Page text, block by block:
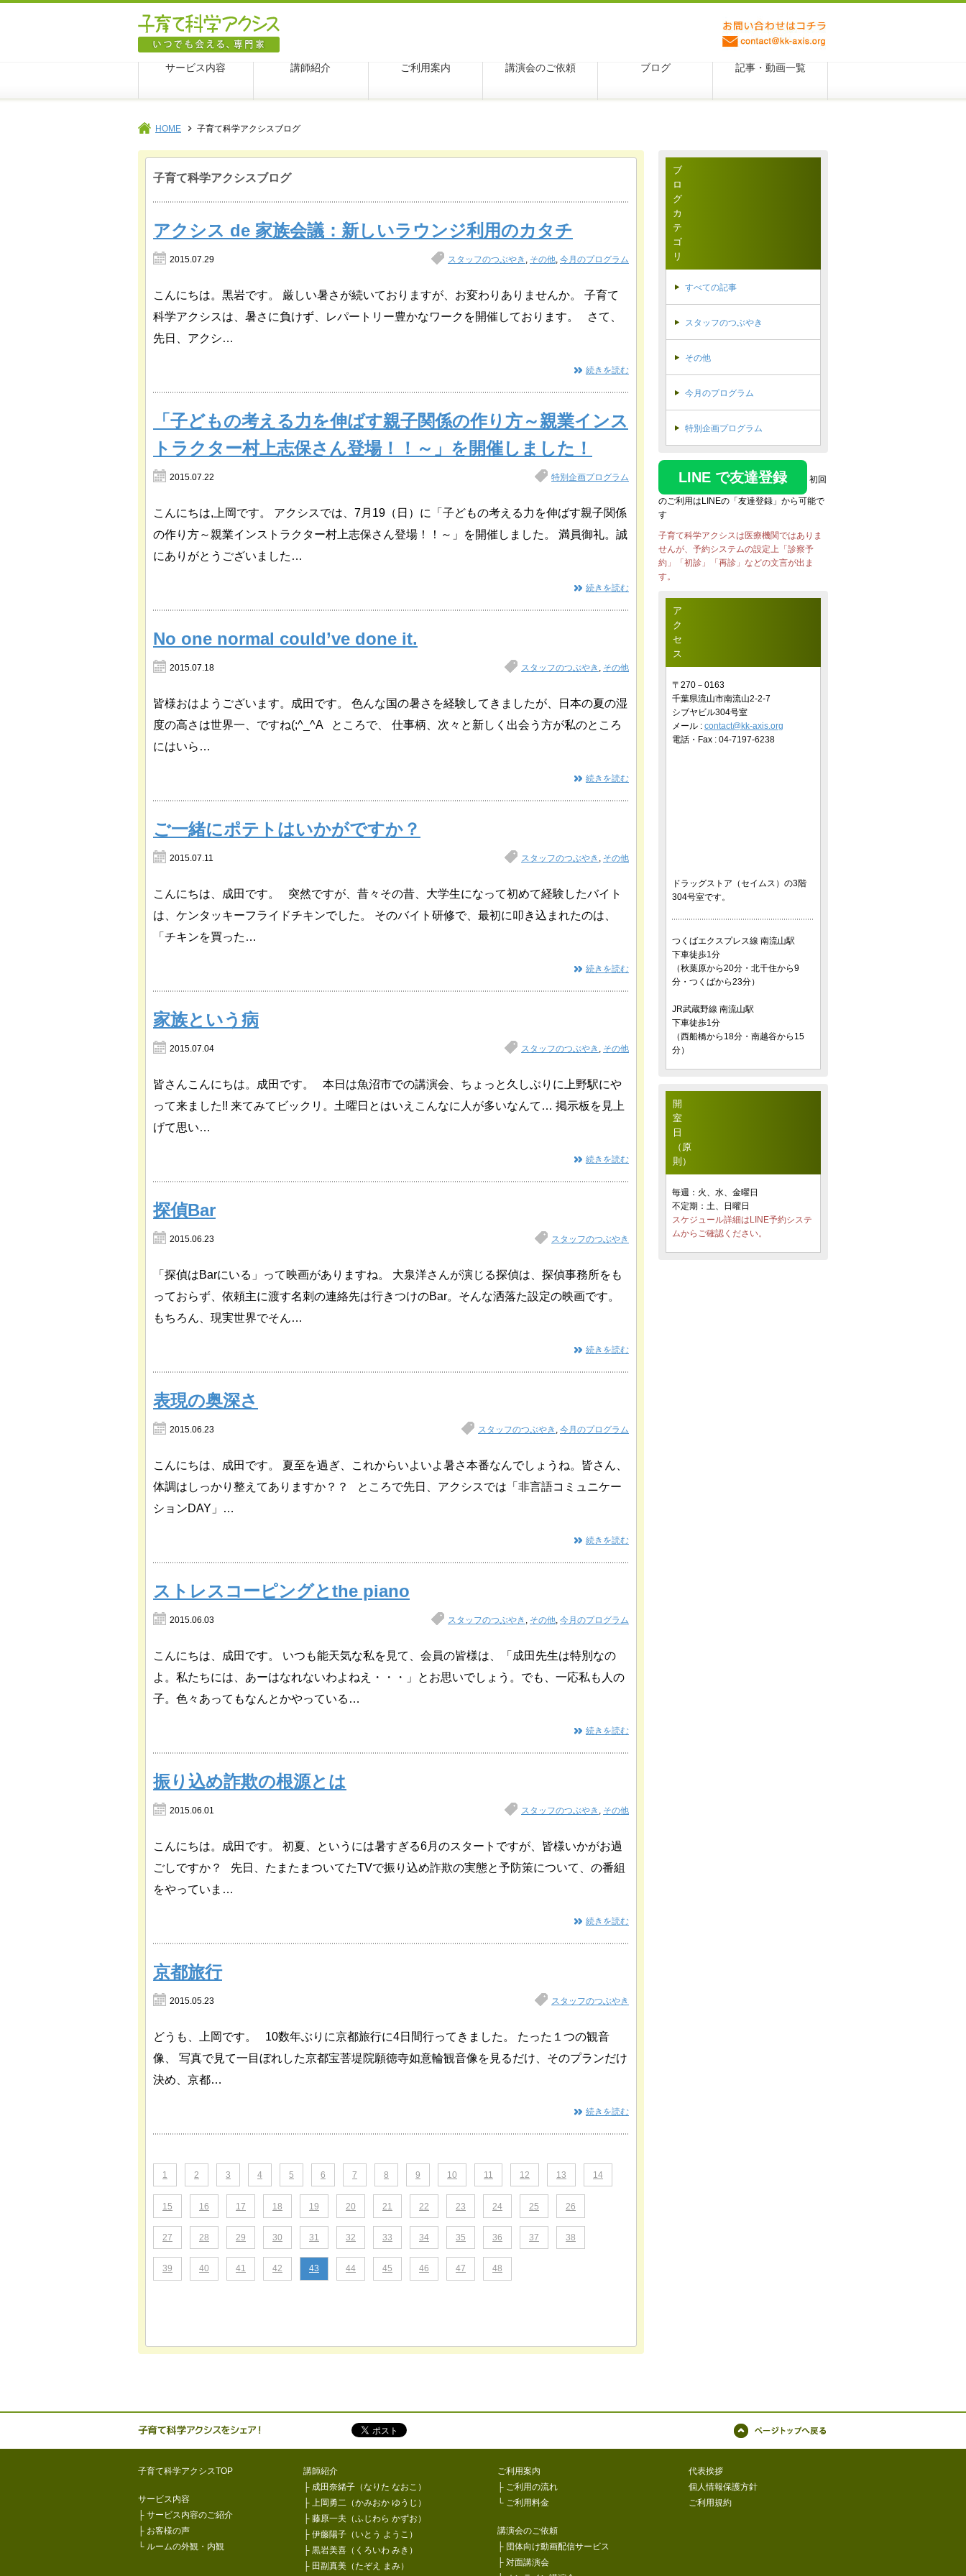
サービス内容 講師紹介 ご利用案内 講演会のご依頼 ブログ 記事・動画一覧
HOME 子育て科学アクシスブログ
子育て科学アクシスブログ
アクシス de 家族会議：新しいラウンジ利用のカタチ
2015.07.29 スタッフのつぶやき , その他, 今月のプログラム
こんにちは。黒岩です。 厳しい暑さが続いておりますが、お変わりありませんか。 子育て
科学アクシスは、暑さに負けず、レパートリー豊かなワークを開催しております。 さて、
先日、アクシ…
続きを読む
「子どもの考える力を伸ばす親子関係の作り方～親業インス
トラクター村上志保さん登場！！～」を開催しました！
2015.07.22 特別企画プログラム
こんにちは,上岡です。 アクシスでは、7月19（日）に「子どもの考える力を伸ばす親子関係
の作り方～親業インストラクター村上志保さん登場！！～」を開催しました。 満員御礼。誠
にありがとうございました…
続きを読む
No one normal could’ve done it.
2015.07.18 スタッフのつぶやき , その他
皆様おはようございます。成田です。 色んな国の暑さを経験してきましたが、日本の夏の湿
度の高さは世界一、ですね(;^_^A ところで、 仕事柄、次々と新しく出会う方が私のところ
にはいら…
続きを読む
ご一緒にポテトはいかがですか？
2015.07.11 スタッフのつぶやき , その他
こんにちは、成田です。 突然ですが、昔々その昔、大学生になって初めて経験したバイト
は、ケンタッキーフライドチキンでした。 そのバイト研修で、最初に叩き込まれたのは、
「チキンを買った…
続きを読む
家族という病
2015.07.04 スタッフのつぶやき , その他
皆さんこんにちは。成田です。 本日は魚沼市での講演会、ちょっと久しぶりに上野駅にや
って来ました!! 来てみてビックリ。土曜日とはいえこんなに人が多いなんて… 掲示板を見上
げて思い…
続きを読む
探偵Bar
2015.06.23 スタッフのつぶやき
「探偵はBarにいる」って映画がありますね。 大泉洋さんが演じる探偵は、探偵事務所をも
っておらず、依頼主に渡す名刺の連絡先は行きつけのBar。そんな洒落た設定の映画です。
もちろん、現実世界でそん…
続きを読む
表現の奥深さ
2015.06.23 スタッフのつぶやき , 今月のプログラム
こんにちは、成田です。 夏至を過ぎ、これからいよいよ暑さ本番なんでしょうね。皆さん、
体調はしっかり整えてありますか？？ ところで先日、アクシスでは「非言語コミュニケー
ションDAY」…
続きを読む
ストレスコーピングとthe piano
2015.06.03 スタッフのつぶやき , その他, 今月のプログラム
こんにちは、成田です。 いつも能天気な私を見て、会員の皆様は、「成田先生は特別なの
よ。私たちには、あーはなれないわよねえ・・・」とお思いでしょう。でも、一応私も人の
子。色々あってもなんとかやっている…
続きを読む
振り込め詐欺の根源とは
2015.06.01 スタッフのつぶやき , その他
こんにちは。成田です。 初夏、というには暑すぎる6月のスタートですが、皆様いかがお過
ごしですか？ 先日、たまたまついてたTVで振り込め詐欺の実態と予防策について、の番組
をやっていま…
続きを読む
京都旅行
2015.05.23 スタッフのつぶやき
どうも、上岡です。 10数年ぶりに京都旅行に4日間行ってきました。 たった１つの観音
像、 写真で見て一目ぼれした京都宝菩堤院願徳寺如意輪観音像を見るだけ、そのプランだけ
決め、京都…
続きを読む
1 2 3 4 5 6 7 8 9 10 11 12 13 14
15 16 17 18 19 20 21 22 23 24 25 26
27 28 29 30 31 32 33 34 35 36 37 38
39 40 41 42 43 44 45 46 47 48
ブ
ロ
グ
カ
テ
ゴ
リ
すべての記事
スタッフのつぶやき
その他
今月のプログラム
特別企画プログラム
LINE で友達登録 初回
のご利用はLINEの「友達登録」から可能で
す
子育て科学アクシスは医療機関ではありま
せんが、予約システムの設定上「診察予
約」「初診」「再診」などの文言が出ま
す。
ア
ク
セ
ス
〒270－0163
千葉県流山市南流山2-2-7
シブヤビル304号室
メール : contact@kk-axis.org
電話・Fax : 04-7197-6238
ドラッグストア（セイムス）の3階
304号室です。
つくばエクスプレス線 南流山駅
下車徒歩1分
（秋葉原から20分・北千住から9
分・つくばから23分）
JR武蔵野線 南流山駅
下車徒歩1分
（西船橋から18分・南越谷から15
分）
開
室
日
（原
則）
毎週：火、水、金曜日
不定期：土、日曜日
スケジュール詳細はLINE予約システ
ムからご確認ください。
子育て科学をシェア！
子育て科学アクシスTOP
サービス内容
├ サービス内容のご紹介
├ お客様の声
└ ルームの外観・内観
講師紹介
├ 成田奈緒子（なりた なおこ）
├
上岡勇二（かみおか ゆうじ）
├藤原一夫（ふじわら かずお）
├伊藤陽子（いとう ようこ）
├黒岩美喜（くろいわ みき）
├ 田副真美（たぞえ まみ）
ご利用案内
├ ご利用の流れ
└ ご利用料金
講演会のご依頼
├ 団体向け動画配信サービス
├ 対面講演会
代表挨拶
個人情報保護方針
ご利用規約